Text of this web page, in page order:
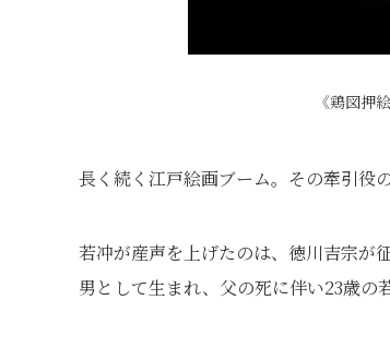
《鶏図押
長く続く江戸絵画ブーム。その牽引役
若冲が産声を上げたのは、徳川吉宗が
男として生まれ、父の死に伴い23歳の